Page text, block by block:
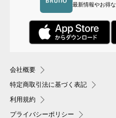
最新情報やお得
会社概要
特定商取引法に基づく表記
利用規約
プライバシーポリシー